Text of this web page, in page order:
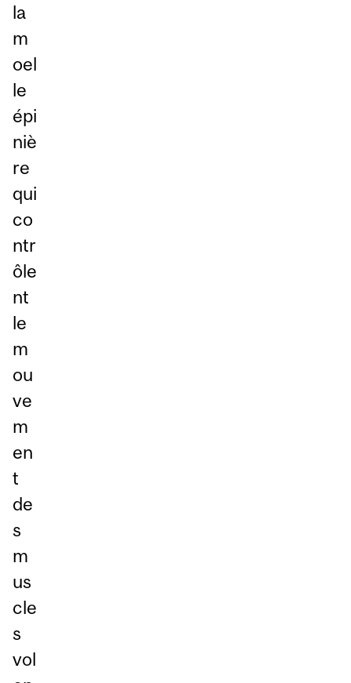
la
m
oel
le
épi
niè
re
qui
co
ntr
ôle
nt
le
m
ou
ve
m
en
t
de
s
m
us
cle
s
vol